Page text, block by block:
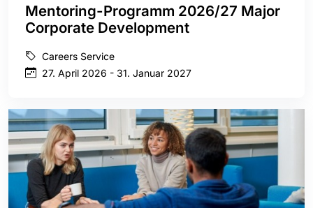
Mentoring-Programm 2026/27 Major
Corporate Development
Careers Service
27. April 2026 - 31. Januar 2027